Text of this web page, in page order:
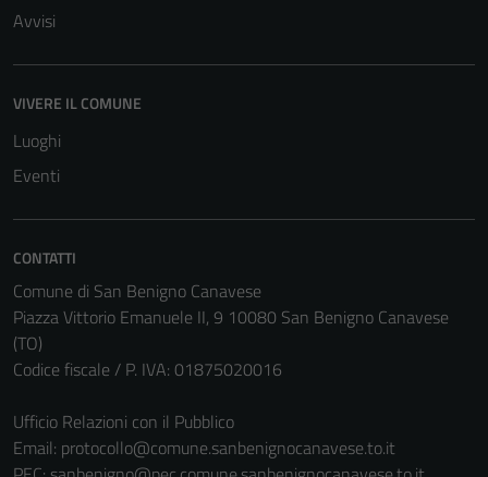
Avvisi
VIVERE IL COMUNE
Luoghi
Eventi
CONTATTI
Comune di San Benigno Canavese
Piazza Vittorio Emanuele II, 9 10080 San Benigno Canavese
(TO)
Codice fiscale / P. IVA: 01875020016
Ufficio Relazioni con il Pubblico
Email: protocollo@comune.sanbenignocanavese.to.it
Questi cookie
funzionamento